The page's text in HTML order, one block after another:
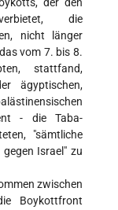
der den
die
nicht länger
vom 7. bis 8.
stattfand,
ägyptischen,
- die Taba-
"sämtliche
Israel" zu
zwischen
Boykottfront